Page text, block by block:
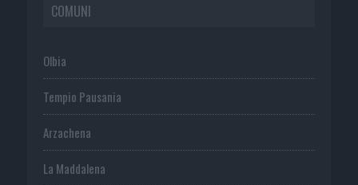
COMUNI
Olbia
Tempio Pausania
Arzachena
La Maddalena